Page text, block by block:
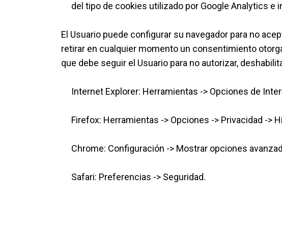
del tipo de cookies utilizado por Google Analytics e
El Usuario puede configurar su navegador para no
retirar en cualquier momento un consentimiento
que debe seguir el Usuario para no autorizar,
Internet Explorer: Herramientas -> Opciones de
Firefox: Herramientas -> Opciones -> Privacidad ->
Chrome: Configuración -> Mostrar opciones
Safari: Preferencias -> Seguridad.